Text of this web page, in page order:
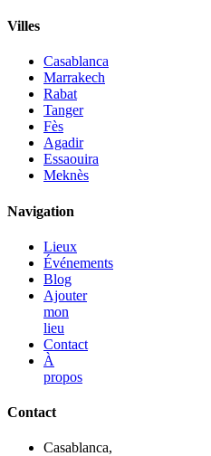
Villes
Casablanca
Marrakech
Rabat
Tanger
Fès
Agadir
Essaouira
Meknès
Navigation
Lieux
Événements
Blog
Ajouter
mon
lieu
Contact
À
propos
Contact
Casablanca,